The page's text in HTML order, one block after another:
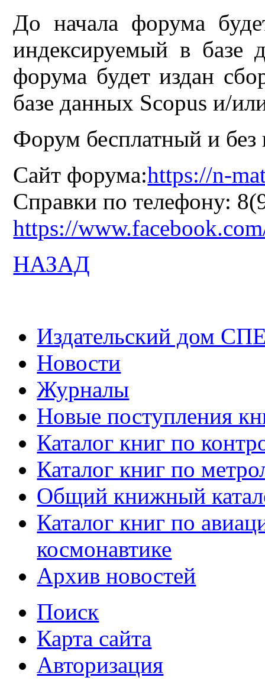
До начала форума
индексируемый в
форума будет издан
базе данных Scopus и/
Форум бесплатный и без
Сайт форума:https://n-
Справки по телефону:
https://
НАЗАД
Издательский дом
Новости
Журналы
Новые поступления
Каталог книг по
Каталог книг по
Общий книжный
Каталог книг по
космонавтике
Архив новостей
Поиск
Карта сайта
Авторизация